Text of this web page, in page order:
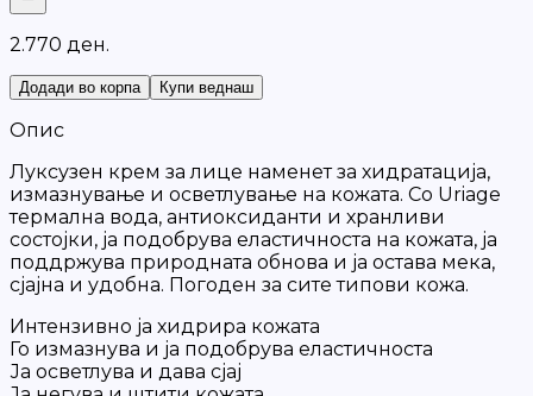
2.770 ден.
Додади во корпа Купи веднаш
Опис
Луксузен крем за лице наменет за хидратација,
измазнување и осветлување на кожата. Со Uriage
термална вода, антиоксиданти и хранливи
состојки, ја подобрува еластичноста на кожата, ја
поддржува природната обнова и ја остава мека,
сјајна и удобна. Погоден за сите типови кожа.
Интензивно ја хидрира кожата
Го измазнува и ја подобрува еластичноста
Ја осветлува и дава сјај